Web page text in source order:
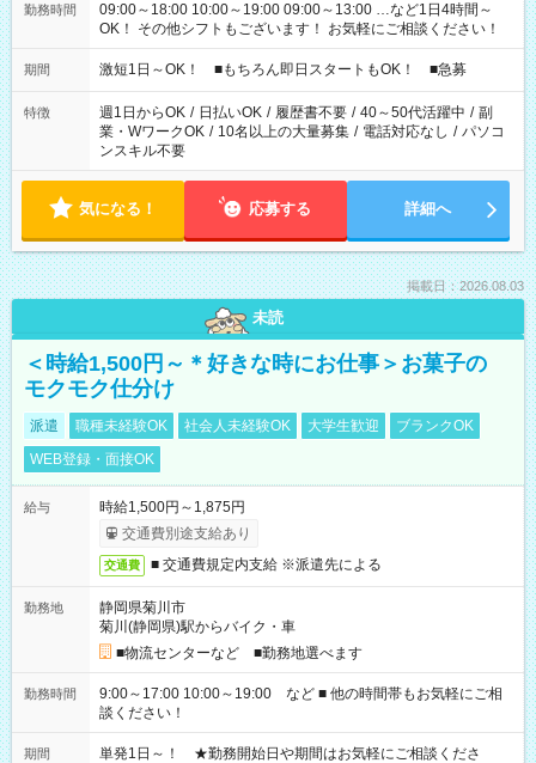
勤務時間
09:00～18:00 10:00～19:00 09:00～13:00 …など1日4時間～
OK！ その他シフトもございます！ お気軽にご相談ください！
期間 激短1日～OK！ ■もちろん即日スタートもOK！ ■急募
特徴 週1日からOK / 日払いOK / 履歴書不要 / 40～50代活躍中 / 副
業・WワークOK / 10名以上の大量募集 / 電話対応なし / パソコ
ンスキル不要
気になる！ 応募する 詳細へ
掲載日：2026.08.03
未読
＜時給1,500円～＊好きな時にお仕事＞お菓子の
モクモク仕分け
派遣 職種未経験OK 社会人未経験OK 大学生歓迎
ブランクOK
WEB登録・面接OK
給与
時給1,500円～1,875円
交通費別途支給あり
交通費 ■ 交通費規定内支給 ※派遣先による
勤務地
静岡県菊川市
菊川(静岡県)駅からバイク・車
■物流センターなど ■勤務地選べます
勤務時間
9:00～17:00 10:00～19:00 など ■ 他の時間帯もお気軽にご相
談ください！
期間
単発1日～！ ★勤務開始日や期間はお気軽にご相談くださ